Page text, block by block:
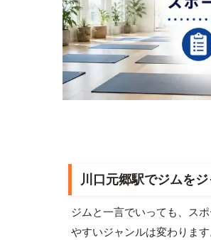
川口元郷駅でジムを
ジムと一言でいっても、ス
やすいジャンルは変わります